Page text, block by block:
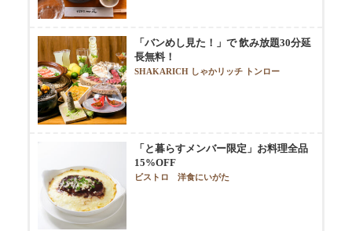
「バンめし見た！」で 飲み放題30分延
長無料！
SHAKARICH しゃかリッチ トンロー
「と暮らすメンバー限定」お料理全品
15%OFF
ビストロ 洋食にいがた